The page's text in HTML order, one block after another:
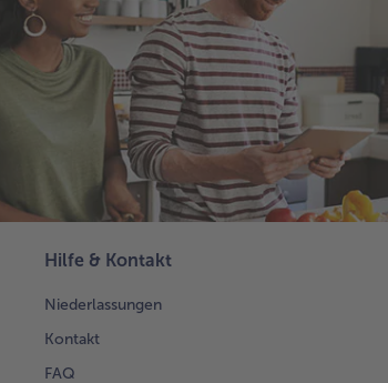
Hilfe & Kontakt
Niederlassungen
Kontakt
FAQ